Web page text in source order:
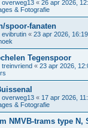
overweg13 « 26 apr 2026,
& Fotografie
spoor-fanaten
evibrutin « 23 apr 2026, 16:19
Tegenspoor
treinvriend « 23 apr 2026,
overweg13 « 17 apr 2026,
& Fotografie
NMVB-trams type N,